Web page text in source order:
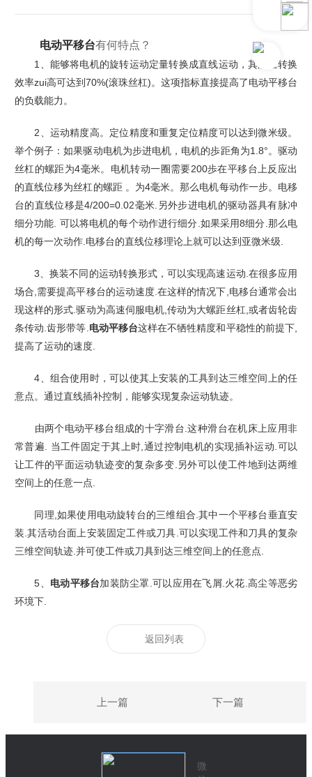
电动平移台有何特点？
1、能够将电机的旋转运动定量转换成直线运动，其能量转换
效率zui高可达到70%(滚珠丝杠)。这项指标直接提高了电动平移台
的负载能力。
2、运动精度高。定位精度和重复定位精度可以达到微米级。
举个例子：如果驱动电机为步进电机，电机的歩距角为1.8°。驱动
丝杠的螺距为4毫米。电机转动一圈需要200歩在平移台上反应出
的直线位移为丝杠的螺距 。为4毫米。那么电机每动作一步。电移
台的直线位移是4/200=0.02毫米.另外步进电机的驱动器具有脉冲
细分功能. 可以将电机的每个动作进行细分.如果采用8细分.那么电
机的每一次动作.电移台的直线位移理论上就可以达到亚微米级.
3、换装不同的运动转换形式，可以实现高速运动.在很多应用
场合,需要提高平移台的运动速度.在这样的情况下,电移台通常会出
现这样的形式.驱动为高速伺服电机,传动为大螺距丝杠,或者齿轮齿
条传动.齿形带等.电动平移台这样在不牺牲精度和平稳性的前提下,
提高了运动的速度.
4、组合使用时，可以使其上安装的工具到达三维空间上的任
意点。通过直线插补控制，能够实现复杂运动轨迹。
由两个电动平移台组成的十字滑台.这种滑台在机床上应用非
常普遍. 当工件固定于其上时,通过控制电机的实现插补运动.可以
让工件的平面运动轨迹变的复杂多变.另外可以使工件地到达两维
空间上的任意一点.
同理,如果使用电动旋转台的三维组合.其中一个平移台垂直安
装.其活动台面上安装固定工件或刀具.可以实现工件和刀具的复杂
三维空间轨迹.并可使工件或刀具到达三维空间上的任意点.
5、 电动平移台加装防尘罩.可以应用在飞屑.火花.高尘等恶劣
环境下.
返回列表
上一篇 下一篇
微